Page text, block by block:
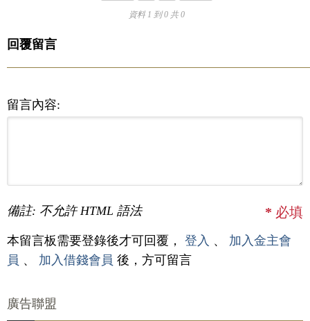
資料 1 到 0 共 0
回覆留言
留言內容:
備註: 不允許 HTML 語法 * 必填
本留言板需要登錄後才可回覆， 登入 、 加入金主會
員 、 加入借錢會員 後，方可留言
廣告聯盟